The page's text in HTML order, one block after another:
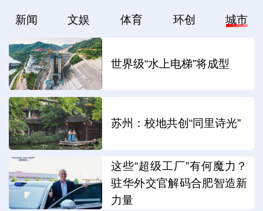
新闻 文娱 体育 环创 城市
世界级“水上电梯”将成型
苏州：校地共创“同里诗光”
这些“超级工厂”有何魔力？
驻华外交官解码合肥智造新
力量